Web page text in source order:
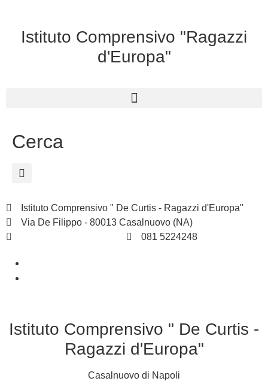
Istituto Comprensivo "Ragazzi
d'Europa"
Cerca
Istituto Comprensivo " De Curtis - Ragazzi d'Europa"
Via De Filippo - 80013 Casalnuovo (NA)
081 5224248
Istituto Comprensivo " De Curtis -
Ragazzi d'Europa"
Casalnuovo di Napoli